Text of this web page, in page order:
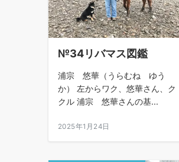
№34リバマス図鑑
浦宗 悠華（うらむね ゆう
か） 左からワク、悠華さん、ク
クル 浦宗 悠華さんの基...
2025年1月24日